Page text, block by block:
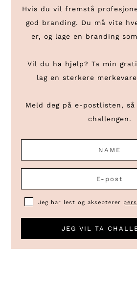
Hvis du vil fremstå
god branding. Du må vite
er, og lage en branding
Vil du ha hjelp? Ta min
lag en sterkere
Meld deg på e-postlisten, så
challengen.
Jeg har lest og aksepterer